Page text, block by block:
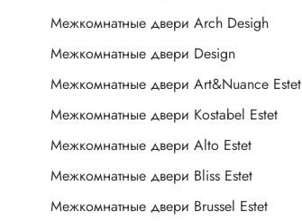
Межкомнатные двери Arch Desigh
Межкомнатные двери Design
Межкомнатные двери Art&Nuance Estet
Межкомнатные двери Kostabel Estet
Межкомнатные двери Alto Estet
Межкомнатные двери Bliss Estet
Межкомнатные двери Brussel Estet